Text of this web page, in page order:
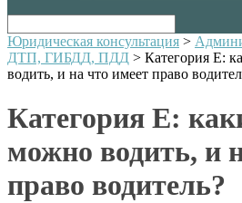
Юридическая консультация >
ДТП, ГИБДД, ПДД > Категория Е:
водить, и на что имеет право
Категория Е:
можно водить, и
право водитель?